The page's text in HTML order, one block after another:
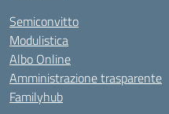
Semiconvitto
Modulistica
Albo Online
Amministrazione trasparente
Familyhub